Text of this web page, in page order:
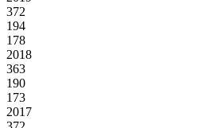
372
194
178
2018
363
190
173
2017